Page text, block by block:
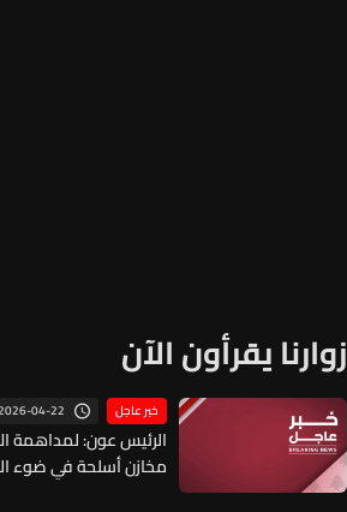
زوارنا يقرأون الآن
خبر عاجل 04-22
الرئيس عون: لمداهمة
مخازن أسلحة في ضوء